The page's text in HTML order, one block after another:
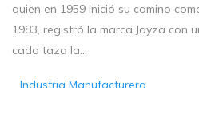
quien en 1959 inició su camino
1983, registró la marca Jayza con
cada taza la...
Industria Manufacturera